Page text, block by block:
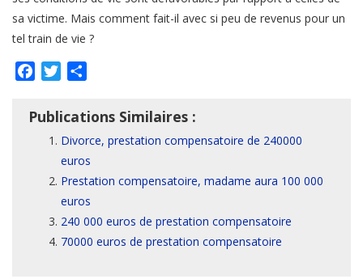
sa victime. Mais comment fait-il avec si peu de revenus pour un
tel train de vie ?
FacebookTwitter
Publications Similaires :
Divorce, prestation compensatoire de 240000
euros
Prestation compensatoire, madame aura 100 000
euros
240 000 euros de prestation compensatoire
70000 euros de prestation compensatoire